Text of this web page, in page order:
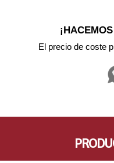
El precio de coste